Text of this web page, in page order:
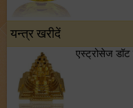
यन्त्र खरीदें
एस्ट्रोसेज डॉट